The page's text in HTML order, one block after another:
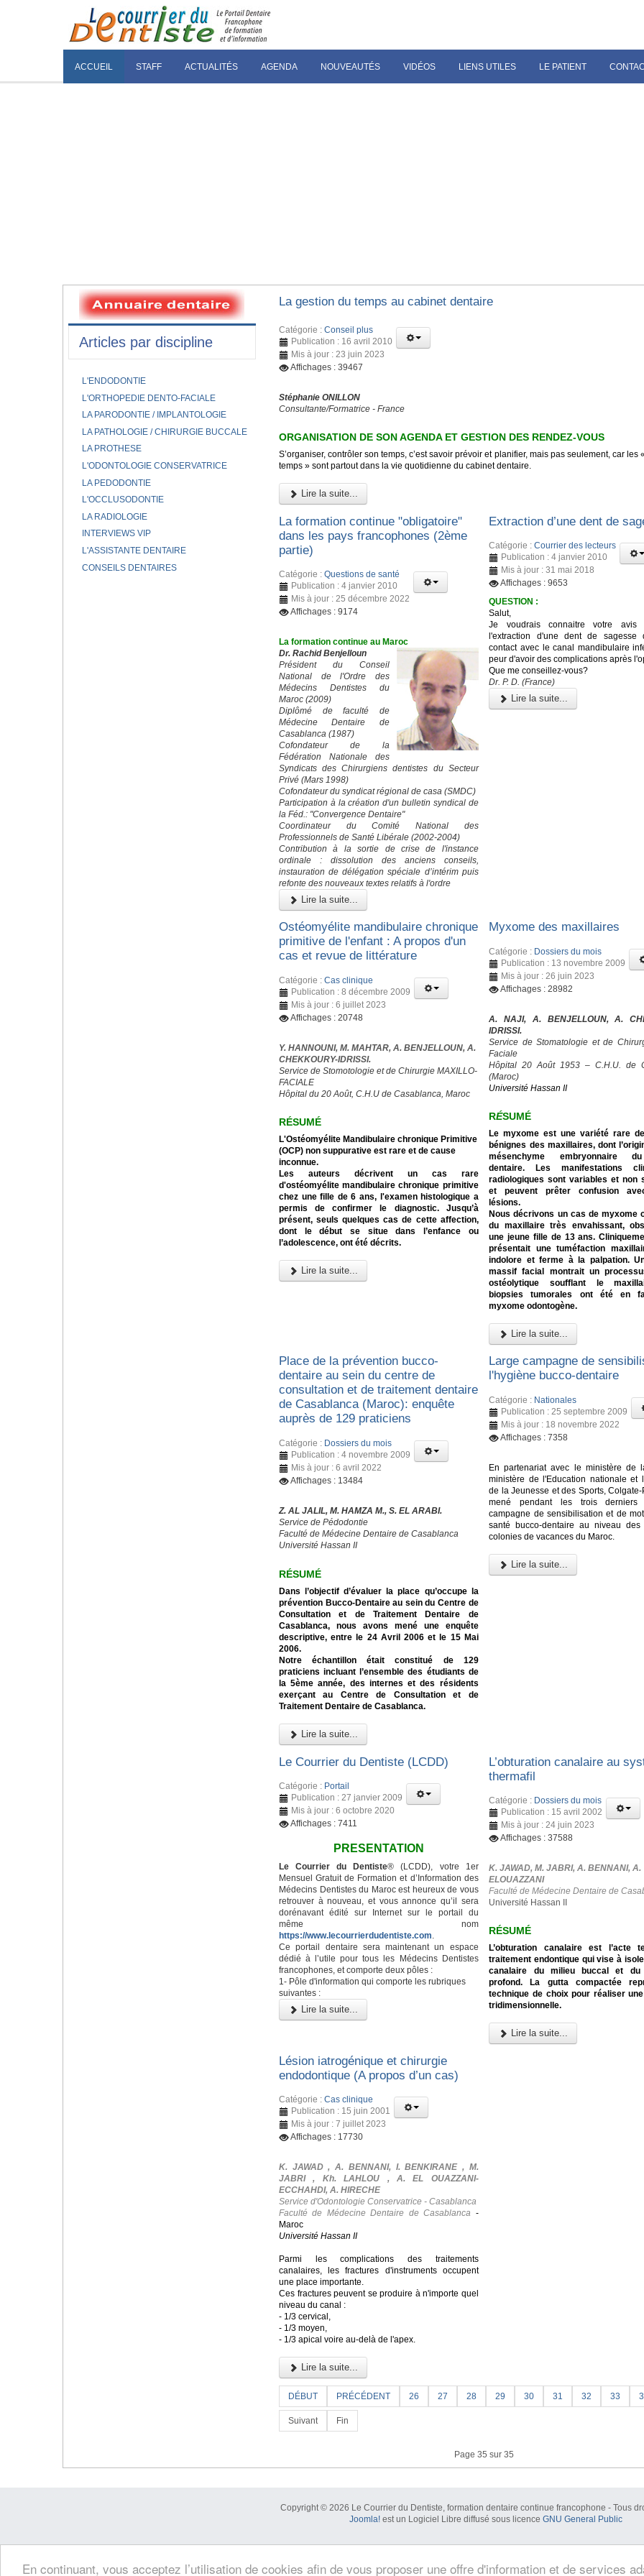
En continuant, vous acceptez l’utilisation de cookies afin de vous proposer une offre d'information et de services
ACCUEIL STAFF ACTUALITÉS AGENDA NOUVEAUTÉS VIDÉOS LIENS UTILES LE PATIENT
La gestion du temps au cabinet dentaire
Catégorie : Conseil plus
Publication : 16 avril 2010
Mis à jour : 23 juin 2023
Affichages : 39467
Stéphanie ONILLON
Consultante/Formatrice - France
ORGANISATION DE SON AGENDA ET GESTION DES RENDEZ-VOUS
S’organiser, contrôler son temps, c’est savoir prévoir et planifier, mais pas seulement, car les
temps » sont partout dans la vie quotidienne du cabinet dentaire.
Lire la suite...
La formation continue "obligatoire"
dans les pays francophones (2ème
partie)
Catégorie : Questions de santé
Publication : 4 janvier 2010
Mis à jour : 25 décembre 2022
Affichages : 9174
La formation continue au Maroc
Dr. Rachid Benjelloun
Président du Conseil
National de l'Ordre des
Médecins Dentistes du
Maroc (2009)
Diplômé de faculté de
Médecine Dentaire de
Casablanca (1987)
Cofondateur de la
Fédération Nationale des
Syndicats des Chirurgiens dentistes du Secteur
Privé (Mars 1998)
Cofondateur du syndicat régional de casa (SMDC)
Participation à la création d'un bulletin syndical de
la Féd.: "Convergence Dentaire"
Coordinateur du Comité National des
Professionnels de Santé Libérale (2002-2004)
Contribution à la sortie de crise de l'instance
ordinale : dissolution des anciens conseils,
instauration de délégation spéciale d’intérim puis
refonte des nouveaux textes relatifs à l'ordre
Lire la suite...
Extraction d’une dent de
Catégorie :Courrier des lecteurs
Publication : 4 janvier 2010
Mis à jour : 31 mai 2018
Affichages : 9653
QUESTION :
Salut,
Je voudrais connaitre votre avis
l'extraction d'une dent de
contact avec le canal mandibulaire
peur d'avoir des complications après
Que me conseillez-vous?
Dr. P. D. (France)
Lire la suite...
Ostéomyélite mandibulaire chronique
primitive de l'enfant : A propos d'un
cas et revue de littérature
Catégorie : Cas clinique
Publication : 8 décembre 2009
Mis à jour : 6 juillet 2023
Affichages : 20748
Y. HANNOUNI, M. MAHTAR, A. BENJELLOUN, A.
CHEKKOURY-IDRISSI.
Service de Stomotologie et de Chirurgie MAXILLO-
FACIALE
Hôpital du 20 Août, C.H.U de Casablanca, Maroc
RÉSUMÉ
L'Ostéomyélite Mandibulaire chronique Primitive
(OCP) non suppurative est rare et de cause
inconnue.
Les auteurs décrivent un cas rare
d'ostéomyélite mandibulaire chronique primitive
chez une fille de 6 ans, l'examen histologique a
permis de confirmer le diagnostic.Jusqu’à
présent, seuls quelques cas de cette affection,
dont le début se situe dans l’enfance ou
l’adolescence, ont été décrits.
Lire la suite...
Myxome des maxillaires
Catégorie : Dossiers du mois
Publication : 13 novembre 2009
Mis à jour : 26 juin 2023
Affichages : 28982
A. NAJI, A. BENJELLOUN, A.
IDRISSI.
Service de Stomatologie et de
Faciale
Hôpital 20 Août 1953 – C.H.U. de
(Maroc)
Université Hassan II
RÉSUMÉ
Le myxome est une variété rare
bénignes des maxillaires, dont
mésenchyme embryonnaire
dentaire. Les manifestations
radiologiques sont variables et non
et peuvent prêter confusion
lésions.
Nous décrivons un cas de myxome
du maxillaire très envahissant,
une jeune fille de 13 ans.
présentait une tuméfaction
indolore et ferme à la palpation.
massif facial montrait un
ostéolytique soufflant le
biopsies tumorales ont été en
myxome odontogène.
Lire la suite...
Place de la prévention bucco-
dentaire au sein du centre de
consultation et de traitement dentaire
de Casablanca (Maroc): enquête
auprès de 129 praticiens
Catégorie : Dossiers du mois
Publication : 4 novembre 2009
Mis à jour : 6 avril 2022
Affichages : 13484
Z. AL JALIL, M. HAMZA M., S. EL ARABI.
Service de Pédodontie
Faculté de Médecine Dentaire de Casablanca
Université Hassan II
RÉSUMÉ
Dans l’objectif d’évaluer la place qu’occupe la
prévention Bucco-Dentaire au sein du Centre de
Consultation et de Traitement Dentaire de
Casablanca, nous avons mené une enquête
descriptive, entre le 24 Avril 2006 et le 15 Mai
2006.
Notre échantillon était constitué de 129
praticiens incluant l’ensemble des étudiants de
la 5ème année, des internes et des résidents
exerçant au Centre de Consultation et de
Traitement Dentaire de Casablanca.
Lire la suite...
Large campagne de
l'hygiène bucco-dentaire
Catégorie : Nationales
Publication : 25 septembre 2009
Mis à jour : 18 novembre 2022
Affichages : 7358
En partenariat avec le ministère de
ministère de l'Education nationale et
de la Jeunesse et des Sports,
mené pendant les trois derniers
campagne de sensibilisation et de
santé bucco-dentaire au niveau des
colonies de vacances du Maroc.
Lire la suite...
Le Courrier du Dentiste (LCDD)
Catégorie : Portail
Publication : 27 janvier 2009
Mis à jour : 6 octobre 2020
Affichages : 7411
PRESENTATION
Le Courrier du Dentiste® (LCDD), votre 1er
Mensuel Gratuit de Formation et d’Information des
Médecins Dentistes du Maroc est heureux de vous
retrouver à nouveau, et vous annonce qu’il sera
dorénavant édité sur Internet sur le portail du
même nom
https://www.lecourrierdudentiste.com
Ce portail dentaire sera maintenant un espace
dédié à l’utile pour tous les Médecins Dentistes
francophones, et comporte deux pôles :
1- Pôle d'information qui comporte les rubriques
suivantes :
Lire la suite...
L’obturation canalaire au
thermafil
Catégorie : Dossiers du mois
Publication : 15 avril 2002
Mis à jour : 24 juin 2023
Affichages : 37588
K. JAWAD, M. JABRI, A. BENNANI, A.
ELOUAZZANI
Faculté de Médecine Dentaire de
Université Hassan II
RÉSUMÉ
L’obturation canalaire est l’acte
traitement endontique qui vise à
canalaire du milieu buccal et du
profond. La gutta compactée
technique de choix pour réaliser
tridimensionnelle.
Lire la suite...
Lésion iatrogénique et chirurgie
endodontique (A propos d’un cas)
Catégorie : Cas clinique
Publication : 15 juin 2001
Mis à jour : 7 juillet 2023
Affichages : 17730
K. JAWAD , A. BENNANI, I. BENKIRANE , M.
JABRI , Kh. LAHLOU , A. EL OUAZZANI-
ECCHAHDI, A. HIRECHE
Service d'Odontologie Conservatrice - Casablanca
Faculté de Médecine Dentaire de Casablanca -
Maroc
Université Hassan II
Parmi les complications des traitements
canalaires, les fractures d'instruments occupent
une place importante.
Ces fractures peuvent se produire à n'importe quel
niveau du canal :
- 1/3 cervical,
- 1/3 moyen,
- 1/3 apical voire au-delà de l'apex.
Lire la suite...
DÉBUT PRÉCÉDENT 26 27 28 29 30 31 32 33
Suivant Fin
Page 35 sur 35
Articles par discipline
L'ENDODONTIE
L'ORTHOPEDIE DENTO-FACIALE
LA PARODONTIE / IMPLANTOLOGIE
LA PATHOLOGIE / CHIRURGIE BUCCALE
LA PROTHESE
L'ODONTOLOGIE CONSERVATRICE
LA PEDODONTIE
L'OCCLUSODONTIE
LA RADIOLOGIE
INTERVIEWS VIP
L'ASSISTANTE DENTAIRE
CONSEILS DENTAIRES
Copyright © 2026 Le Courrier du Dentiste, formation dentaire continue francophone - Tous
Joomla!est un Logiciel Libre diffusé sous licence GNU General Public